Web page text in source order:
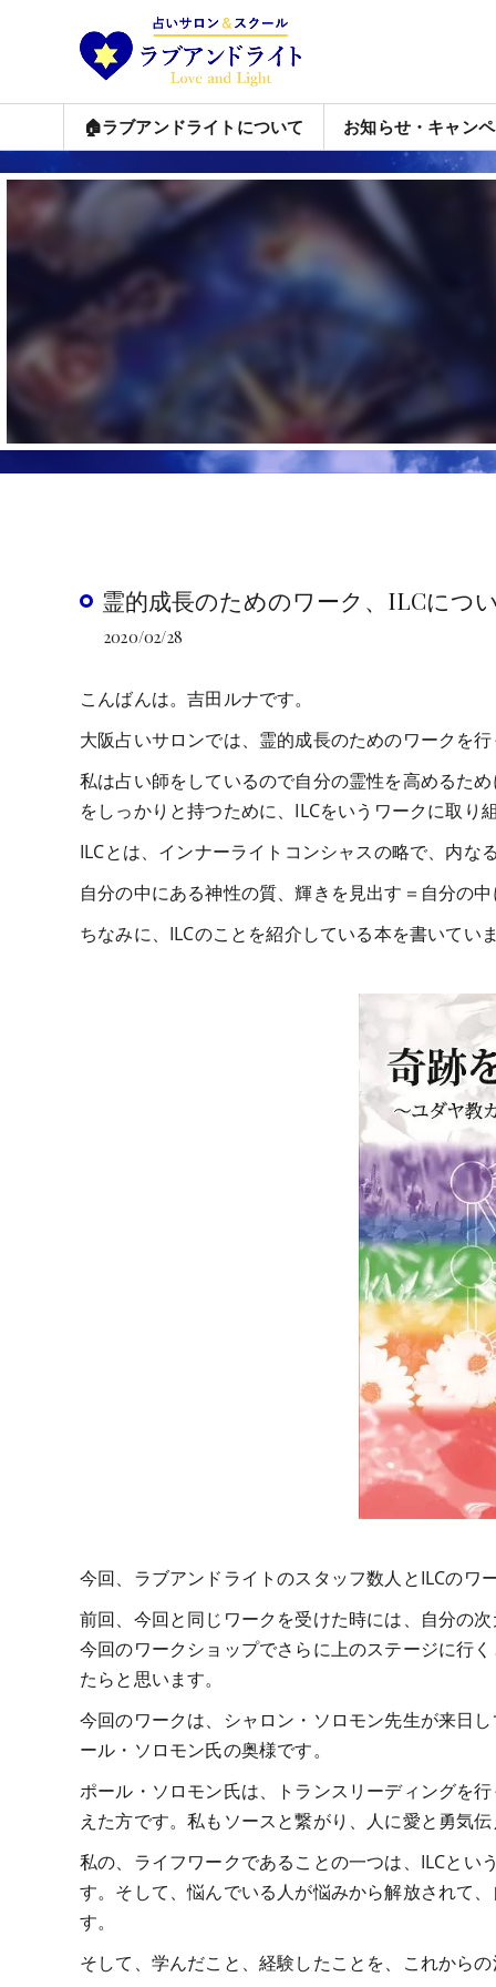
🏠ラブアンドライトについて お知らせ・キャン
霊的成長のためのワーク、ILCにつ
2020/02/28
こんばんは。吉田ルナです。
大阪占いサロンでは、霊的成長のためのワークを行
私は占い師をしているので自分の霊性を高めるた
をしっかりと持つために、ILCをいうワークに取り
ILCとは、インナーライトコンシャスの略で、内な
自分の中にある神性の質、輝きを見出す＝自分の
ちなみに、ILCのことを紹介している本を書いていま
今回、ラブアンドライトのスタッフ数人とILCのワ
前回、今回と同じワークを受けた時には、自分の
今回のワークショップでさらに上のステージに行
たらと思います。
今回のワークは、シャロン・ソロモン先生が来日
ール・ソロモン氏の奥様です。
ポール・ソロモン氏は、トランスリーディングを
えた方です。私もソースと繋がり、人に愛と勇気
私の、ライフワークであることの一つは、ILCと
す。そして、悩んでいる人が悩みから解放されて
す。
そして、学んだこと、経験したことを、これから